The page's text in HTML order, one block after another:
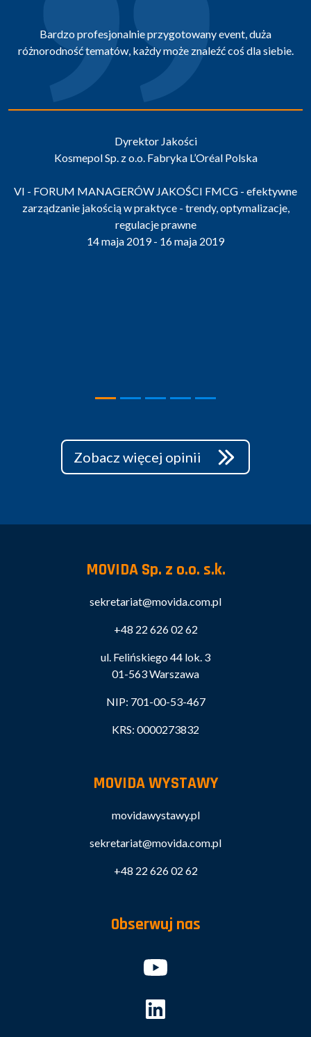
Profesjonalne przygotowanie konferencji zarówno pod kątem
merytorycznym jak i organizacyjnym. Wymiana doświadczeń,
Kierownik Kontroli Jakości
VI - FORUM MANAGERÓW JAKOŚCI FMCG - efektywne
zarządzanie jakością w praktyce - trendy, optymalizacje,
regulacje prawne
Zobacz więcej opinii
MOVIDA Sp. z o.o. s.k.
sekretariat@movida.com.pl
+48 22 626 02 62
ul. Felińskiego 44 lok. 3
01-563 Warszawa
NIP: 701-00-53-467
KRS: 0000273832
MOVIDA WYSTAWY
movidawystawy.pl
sekretariat@movida.com.pl
+48 22 626 02 62
Obserwuj nas